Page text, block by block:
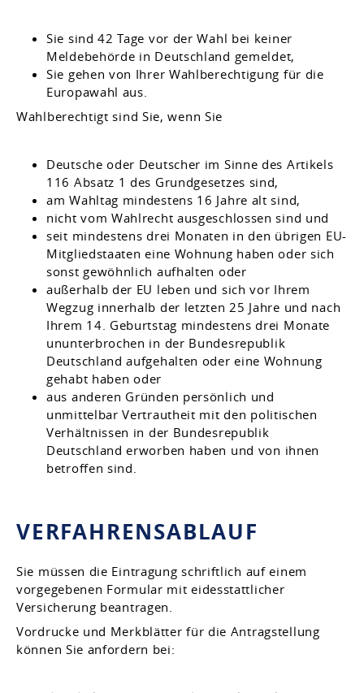
Sie sind 42 Tage vor der Wahl bei keiner
Meldebehörde in Deutschland gemeldet,
Sie gehen von Ihrer Wahlberechtigung für die
Europawahl aus.
Wahlberechtigt sind Sie, wenn Sie
Deutsche oder Deutscher im Sinne des Artikels
116 Absatz 1 des Grundgesetzes sind,
am Wahltag mindestens 16 Jahre alt sind,
nicht vom Wahlrecht ausgeschlossen sind und
seit mindestens drei Monaten in den übrigen EU-
Mitgliedstaaten eine Wohnung haben oder sich
sonst gewöhnlich aufhalten oder
außerhalb der EU leben und sich vor Ihrem
Wegzug innerhalb der letzten 25 Jahre und nach
Ihrem 14. Geburtstag mindestens drei Monate
ununterbrochen in der Bundesrepublik
Deutschland aufgehalten oder eine Wohnung
gehabt haben oder
aus anderen Gründen persönlich und
unmittelbar Vertrautheit mit den politischen
Verhältnissen in der Bundesrepublik
Deutschland erworben haben und von ihnen
betroffen sind.
VERFAHRENSABLAUF
Sie müssen die Eintragung schriftlich auf einem
vorgegebenen Formular mit eidesstattlicher
Versicherung beantragen.
Vordrucke und Merkblätter für die Antragstellung
können Sie anfordern bei: